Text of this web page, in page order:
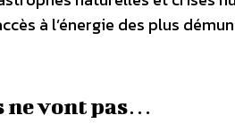
à l’énergie des plus
ne vont pas…